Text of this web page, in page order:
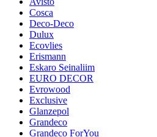
Cosca
Deco-Deco
Dulux
Ecovlies
Erismann
Eskaro Seinaliim
EURO DECOR
Evrowood
Exclusive
Glanzepol
Grandeco
Grandeco ForYou